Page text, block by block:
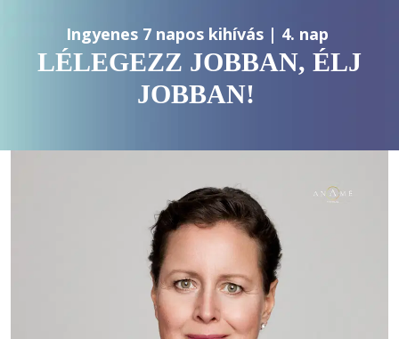
Ingyenes 7 napos kihívás | 4. nap
LÉLEGEZZ JOBBAN, ÉLJ
JOBBAN!